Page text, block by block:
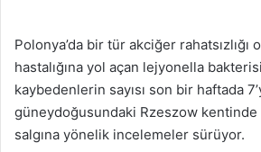
Polonya’da bir tür akciğer rahatsızlığı
hastalığına yol açan lejyonella
kaybedenlerin sayısı son bir haftada
güneydoğusundaki Rzeszow kentinde
salgına yönelik incelemeler sürüyor.